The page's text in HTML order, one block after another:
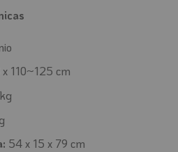
110~125 cm
54 x 15 x 79 cm